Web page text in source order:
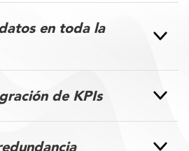
en toda la
de KPIs